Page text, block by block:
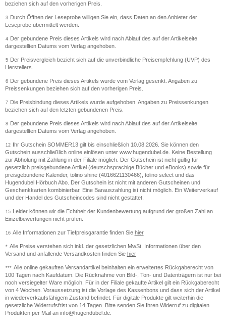
beziehen sich auf den vorherigen Preis.
3 Durch Öffnen der Leseprobe willigen Sie ein, dass Daten an den Anbieter der
Leseprobe übermittelt werden.
4 Der gebundene Preis dieses Artikels wird nach Ablauf des auf der Artikelseite
dargestellten Datums vom Verlag angehoben.
5 Der Preisvergleich bezieht sich auf die unverbindliche Preisempfehlung (UVP) des
Herstellers.
6 Der gebundene Preis dieses Artikels wurde vom Verlag gesenkt. Angaben zu
Preissenkungen beziehen sich auf den vorherigen Preis.
7 Die Preisbindung dieses Artikels wurde aufgehoben. Angaben zu Preissenkungen
beziehen sich auf den letzten gebundenen Preis.
8 Der gebundene Preis dieses Artikels wird nach Ablauf des auf der Artikelseite
dargestellten Datums vom Verlag angehoben.
12 Ihr Gutschein SOMMER13 gilt bis einschließlich 10.08.2026. Sie können den
Gutschein ausschließlich online einlösen unter www.hugendubel.de. Keine Bestellung
zur Abholung mit Zahlung in der Filiale möglich. Der Gutschein ist nicht gültig für
gesetzlich preisgebundene Artikel (deutschsprachige Bücher und eBooks) sowie für
preisgebundene Kalender, tolino shine (4016621130466), tolino select und das
Hugendubel Hörbuch Abo. Der Gutschein ist nicht mit anderen Gutscheinen und
Geschenkkarten kombinierbar. Eine Barauszahlung ist nicht möglich. Ein Weiterverkauf
und der Handel des Gutscheincodes sind nicht gestattet.
15 Leider können wir die Echtheit der Kundenbewertung aufgrund der großen Zahl an
Einzelbewertungen nicht prüfen.
16 Alle Informationen zur Tiefpreisgarantie finden Sie hier
* Alle Preise verstehen sich inkl. der gesetzlichen MwSt. Informationen über den
Versand und anfallende Versandkosten finden Sie hier
*** Alle online gekauften Versandartikel beinhalten ein erweitertes Rückgaberecht von
100 Tagen nach Kaufdatum. Die Rücknahme von Bild-, Ton- und Datenträgern ist nur bei
noch versiegelter Ware möglich. Für in der Filiale gekaufte Artikel gilt ein Rückgaberecht
von 4 Wochen. Voraussetzung ist die Vorlage des Kassenbons und dass sich der Artikel
in wiederverkaufsfähigem Zustand befindet. Für digitale Produkte gilt weiterhin die
gesetzliche Widerrufsfrist von 14 Tagen. Bitte senden Sie Ihren Widerruf zu digitalen
Produkten per Mail an info@hugendubel.de.